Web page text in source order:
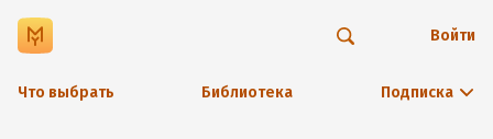
Что выбрать Библиотека Подписка
Войти